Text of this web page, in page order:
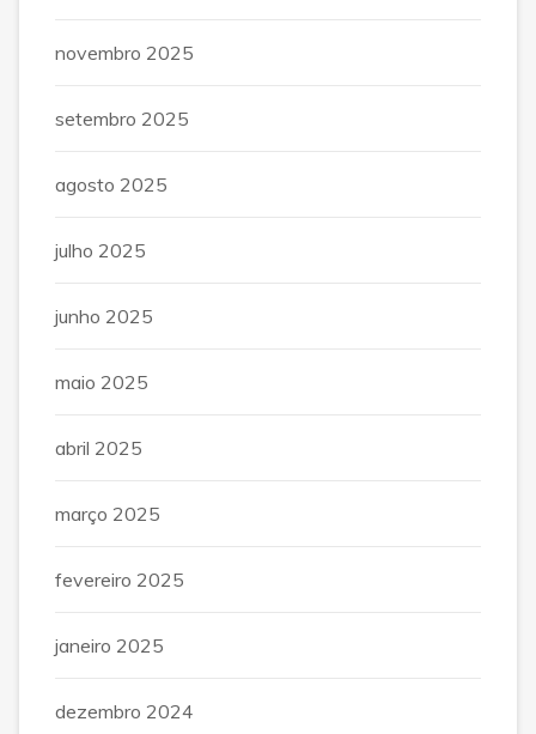
novembro 2025
setembro 2025
agosto 2025
julho 2025
junho 2025
maio 2025
abril 2025
março 2025
fevereiro 2025
janeiro 2025
dezembro 2024